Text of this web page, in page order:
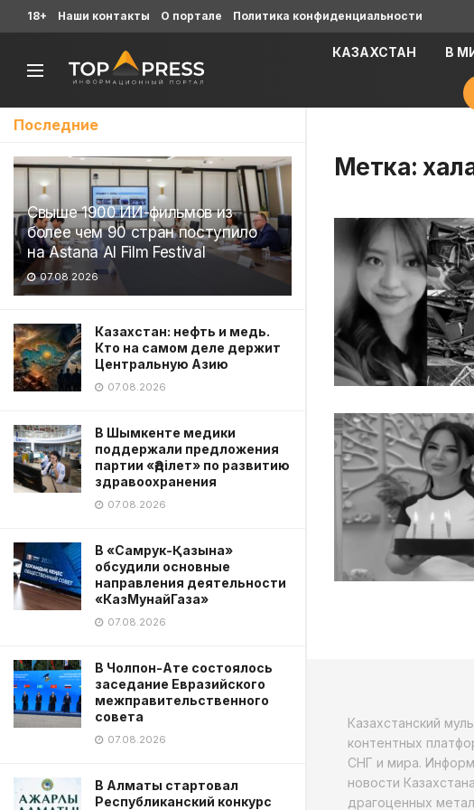
Последние
Свыше 1900 ИИ-фильмов из
более чем 90 стран поступило
на Astana AI Film Festival
07.08.2026
Казахстан: нефть и медь.
Кто на самом деле держит
Центральную Азию
07.08.2026
В Шымкенте медики
поддержали предложения
партии «Әділет» по развитию
здравоохранения
07.08.2026
В «Самрук-Қазына»
обсудили основные
направления деятельности
«КазМунайГаза»
07.08.2026
В Чолпон-Ате состоялось
заседание Евразийского
межправительственного
совета
07.08.2026
В Алматы стартовал
Республиканский конкурс
18+ Наши контакты О портале Политика конфиденциальности
КАЗАХСТАН В
Метка:
Казахстанский
контентных
СНГ и мира.
новости
драгоценных